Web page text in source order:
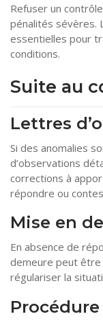
Refuser un
pénalités sévères.
essentielles pour
conditions.
Suite au
Lettres
Si des anomalies
d’observations
corrections à
répondre ou
Mise en
En absence de
demeure peut être
régulariser la